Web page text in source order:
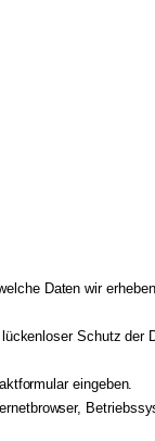
Daten wir
Schutz der
eingeben.